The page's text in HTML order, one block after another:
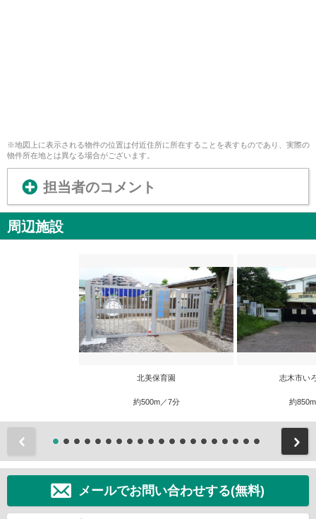
※地図上に表示される物件の位置は付近住所に所在することを表すものであり、実際の
物件所在地とは異なる場合がございます。
担当者のコメント
周辺施設
北美保育園
約500m／7分
志木市い
約
メールでお問い合わせする(無料)